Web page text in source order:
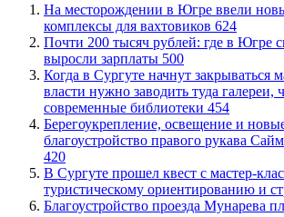
​На месторождении в Югре ввели
комплексы для вахтовиков 624
​Почти 200 тысяч рублей: где в Югре
выросли зарплаты 500
​Когда в Сургуте начнут закрываться
власти нужно заводить туда галереи,
современные библиотеки 454
Берегоукрепление, освещение и
благоустройство правого рукава
420
В Сургуте прошел квест с мастер-
туристическому ориентированию и
Благоустройство проезда Мунарева